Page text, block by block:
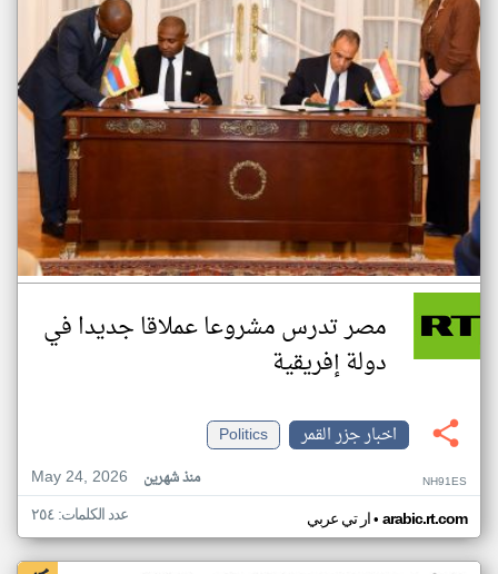
مصر تدرس مشروعا عملاقا جديدا في
دولة إفريقية
اخبار جزر القمر
Politics
May 24, 2026
منذ شهرين NH91ES
ار تي عربي• arabic.rt.com عدد الكلمات: ٢٥٤